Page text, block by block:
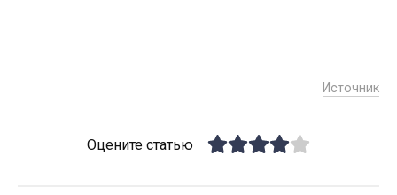
Источник
Оцените статью